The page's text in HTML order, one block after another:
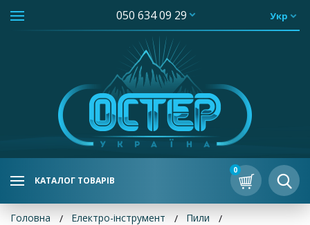
050 634 09 29 Укр
КАТАЛОГ ТОВАРІВ
0
Головна Електро-інструмент
Пили